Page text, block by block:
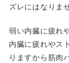
ズレにはなりま
弱い内臓に疲れ
内臓に疲れやス
りますから筋肉